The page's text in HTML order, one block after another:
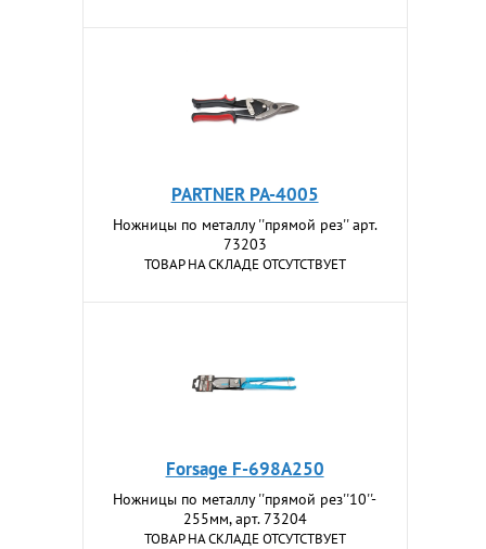
PARTNER PA-4005
Ножницы по металлу ''прямой рез'' арт.
73203
ТОВАР НА СКЛАДЕ ОТСУТСТВУЕТ
Forsage F-698A250
Ножницы по металлу ''прямой рез''10''-
255мм, арт. 73204
ТОВАР НА СКЛАДЕ ОТСУТСТВУЕТ